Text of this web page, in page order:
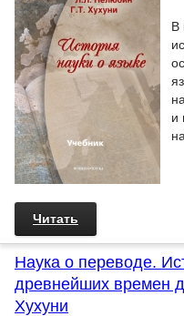
В
и
Читать
Наука о переводе.
древнейших времен
Хухуни